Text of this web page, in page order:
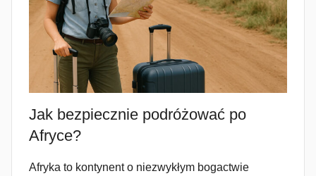
Jak bezpiecznie podróżować po
Afryce?
Afryka to kontynent o niezwykłym bogactwie